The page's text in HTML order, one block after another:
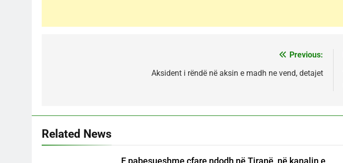
Previous:
Aksident i rëndë në aksin e madh ne vend, detajet
Related News
E pabesueshme cfare ndodh në Tiranë, në kanalin e